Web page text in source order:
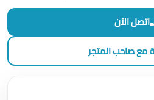
اتصل الآن
مع صاحب المتجر